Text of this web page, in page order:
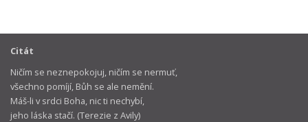
Citát
Ničím se neznepokojuj, ničím se nermuť,
všechno pomíjí, Bůh se ale nemění.
Máš-li v srdci Boha, nic ti nechybí,
jeho láska stačí. (Terezie z Avily)